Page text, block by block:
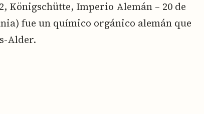
Königschütte, Imperio Alemán – 20 de
fue un químico orgánico alemán que
Alder.